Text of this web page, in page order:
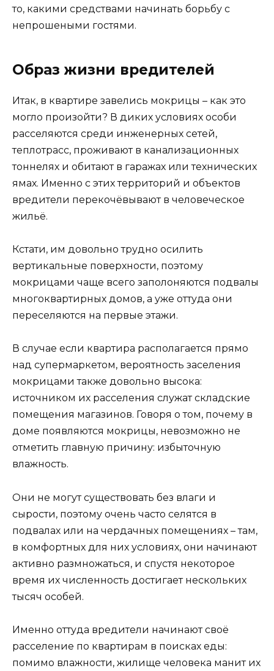
то, какими средствами начинать борьбу с
непрошеными гостями.
Образ жизни вредителей
Итак, в квартире завелись мокрицы – как это
могло произойти? В диких условиях особи
расселяются среди инженерных сетей,
теплотрасс, проживают в канализационных
тоннелях и обитают в гаражах или технических
ямах. Именно с этих территорий и объектов
вредители перекочёвывают в человеческое
жильё.
Кстати, им довольно трудно осилить
вертикальные поверхности, поэтому
мокрицами чаще всего заполоняются подвалы
многоквартирных домов, а уже оттуда они
переселяются на первые этажи.
В случае если квартира располагается прямо
над супермаркетом, вероятность заселения
мокрицами также довольно высока:
источником их расселения служат складские
помещения магазинов. Говоря о том, почему в
доме появляются мокрицы, невозможно не
отметить главную причину: избыточную
влажность.
Они не могут существовать без влаги и
сырости, поэтому очень часто селятся в
подвалах или на чердачных помещениях – там,
в комфортных для них условиях, они начинают
активно размножаться, и спустя некоторое
время их численность достигает нескольких
тысяч особей.
Именно оттуда вредители начинают своё
расселение по квартирам в поисках еды:
помимо влажности, жилище человека манит их